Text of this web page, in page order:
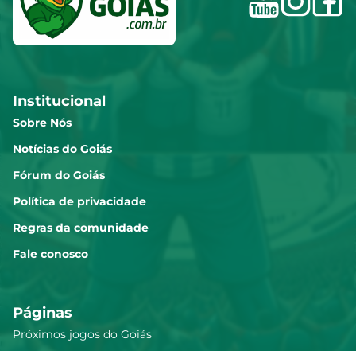
Institucional
Sobre Nós
Notícias do Goiás
Fórum do Goiás
Política de privacidade
Regras da comunidade
Fale conosco
Páginas
Próximos jogos do Goiás